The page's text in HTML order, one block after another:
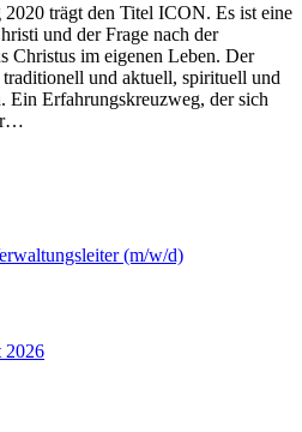
trägt den Titel ICON. Es ist eine
und der Frage nach der
Christus im eigenen Leben. Der
und aktuell, spirituell und
Ein Erfahrungskreuzweg, der sich
(m/w/d)
2026